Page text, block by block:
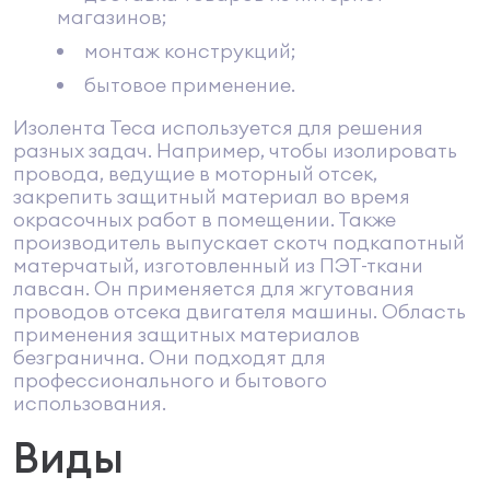
магазинов;
монтаж конструкций;
бытовое применение.
Изолента Теса используется для решения
разных задач. Например, чтобы изолировать
провода, ведущие в моторный отсек,
закрепить защитный материал во время
окрасочных работ в помещении. Также
производитель выпускает скотч подкапотный
матерчатый, изготовленный из ПЭТ-ткани
лавсан. Он применяется для жгутования
проводов отсека двигателя машины. Область
применения защитных материалов
безгранична. Они подходят для
профессионального и бытового
использования.
Виды